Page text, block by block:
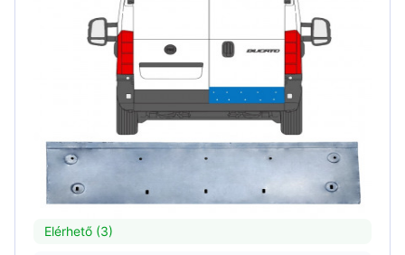
Elérhető (3)